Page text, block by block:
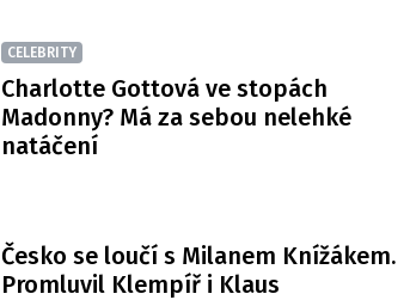
CELEBRITY
Charlotte Gottová ve stopách
Madonny? Má za sebou nelehké
natáčení
Česko se loučí s Milanem Knížákem.
Promluvil Klempíř i Klaus